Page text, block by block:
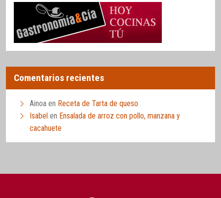
Comentarios recientes
Ainoa en Receta de Tarta de queso
Isabel en Ensalada de arroz con pollo, manzana y
cacahuete